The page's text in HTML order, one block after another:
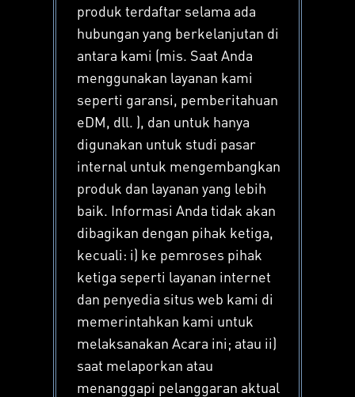
produk terdaftar selama ada
hubungan yang berkelanjutan di
antara kami (mis. Saat Anda
menggunakan layanan kami
seperti garansi, pemberitahuan
eDM, dll. ), dan untuk hanya
digunakan untuk studi pasar
internal untuk mengembangkan
produk dan layanan yang lebih
baik. Informasi Anda tidak akan
dibagikan dengan pihak ketiga,
kecuali: i) ke pemroses pihak
ketiga seperti layanan internet
dan penyedia situs web kami di
memerintahkan kami untuk
melaksanakan Acara ini; atau ii)
saat melaporkan atau
menanggapi pelanggaran aktual